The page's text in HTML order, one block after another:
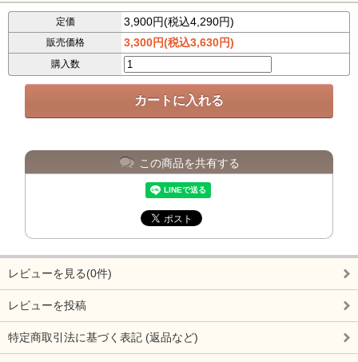
定価 3,900円(税込4,290円)
販売価格 3,300円(税込3,630円)
購入数
この商品を共有する
レビューを見る(0件)
レビューを投稿
特定商取引法に基づく表記 (返品など)